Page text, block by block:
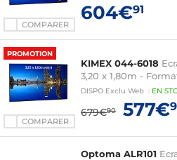
COMPARER
604€91
PROMOTION
COMPARER
KIMEX 044-6018
3,20 x 1,80m -
DISPO Exclu Web : EN
679€90 577€
Optoma ALR101